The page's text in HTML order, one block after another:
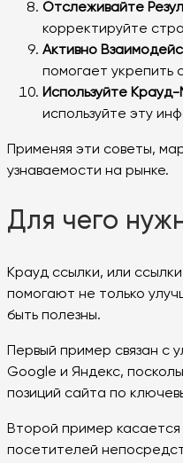
Отслеживайте
корректируйте
Активно
помогает укрепить
Используйте
используйте эту
Применяя эти советы,
узнаваемости на рынке.
Для чего
Крауд ссылки, или
помогают не только
быть полезны.
Первый пример связан с
Google и Яндекс,
позиций сайта по
Второй пример
посетителей